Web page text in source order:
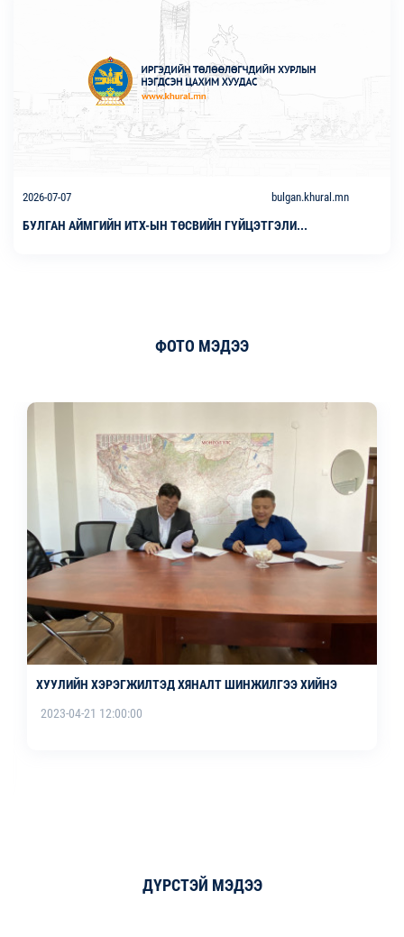
2026-07-07 bulgan.khural.mn
БУЛГАН АЙМГИЙН ИТХ-ЫН ТӨСВИЙН ГҮЙЦЭТГЭЛИ...
ФОТО МЭДЭЭ
ХУУЛИЙН ХЭРЭГЖИЛТЭД ХЯНАЛТ ШИНЖИЛГЭЭ ХИЙНЭ
2023-04-21 12:00:00
ДҮРСТЭЙ МЭДЭЭ